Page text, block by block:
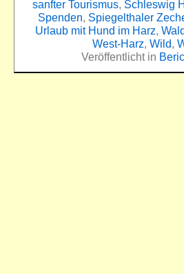
sanfter Tourismus, Schleswig
Spenden, Spiegelthaler
Urlaub mit Hund im Harz,
West-Harz, Wild,
Veröffentlicht in